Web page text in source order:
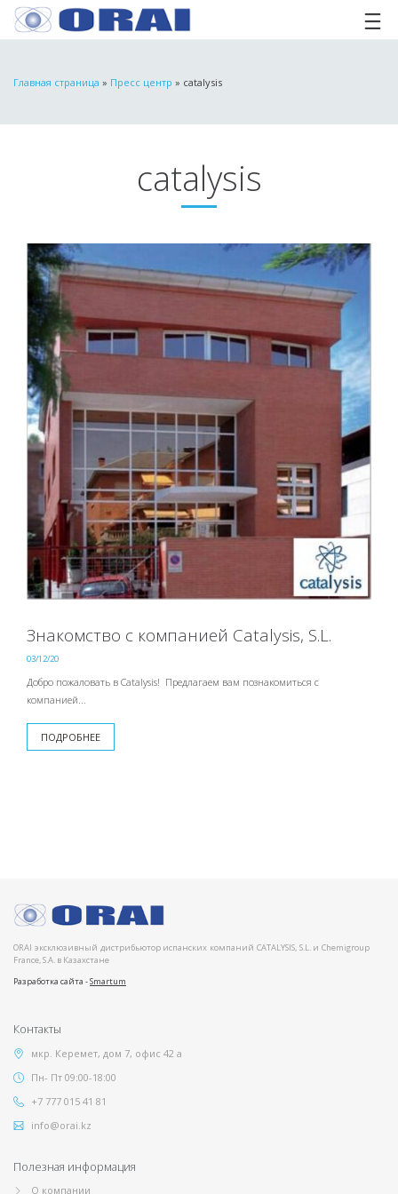
Главная страница » Пресс центр » catalysis
catalysis
Знакомство с компанией Catalysis, S.L.
03/12/20
Добро пожаловать в Catalysis! Предлагаем вам познакомиться с
компанией...
ПОДРОБНЕЕ
ORAI эксклюзивный дистрибьютор испанских компаний CATALYSIS, S.L. и Chemigroup
France, S.A. в Казахстане
Разработка сайта -Smartum
Контакты
мкр. Керемет, дом 7, офис 42 а
Пн- Пт 09:00-18:00
+7 777 015 41 81
info@orai.kz
Полезная информация
О компании